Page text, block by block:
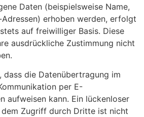
Daten (beispielsweise Name,
erhoben werden, erfolgt
auf freiwilliger Basis. Diese
ausdrückliche Zustimmung nicht
dass die Datenübertragung im
per E-
aufweisen kann. Ein lückenloser
Zugriff durch Dritte ist nicht